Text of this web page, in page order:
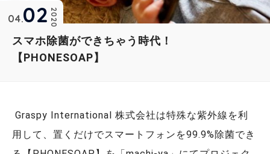
スマホ除菌ができちゃう時代！
【PHONESOAP】
2020
04 02
Graspy International 株式会社は特殊な紫外線を利
用して、置くだけでスマートフォンを99.9%除菌でき